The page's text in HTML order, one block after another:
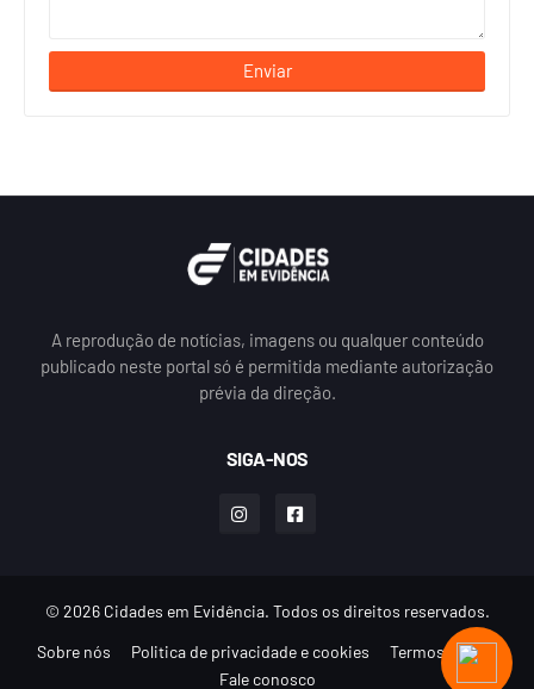
A reprodução de notícias, imagens ou qualquer conteúdo
publicado neste portal só é permitida mediante autorização
prévia da direção.
SIGA-NOS
© 2026 Cidades em Evidência. Todos os direitos reservados.
Sobre nós
Politica de privacidade e cookies
Termos de uso
Fale conosco